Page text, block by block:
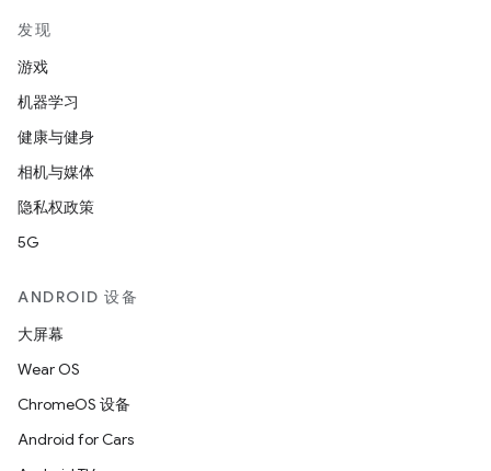
发现
游戏
机器学习
健康与健身
相机与媒体
隐私权政策
5G
ANDROID 设备
大屏幕
Wear OS
ChromeOS 设备
Android for Cars